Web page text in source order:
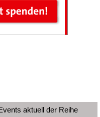
aktuell der Reihe